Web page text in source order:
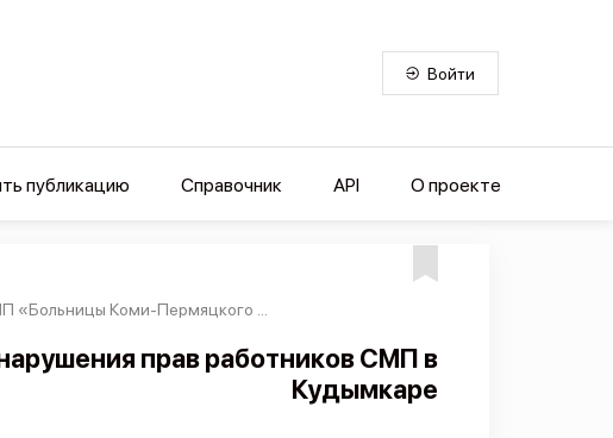
Войти
публикацию Справочник API О проекте
«Больницы Коми-Пермяцкого ...
прав работников СМП в
Кудымкаре